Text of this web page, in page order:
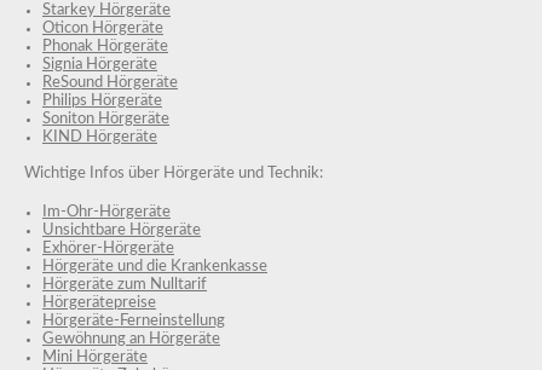
Starkey Hörgeräte
Oticon Hörgeräte
Phonak Hörgeräte
Signia Hörgeräte
ReSound Hörgeräte
Philips Hörgeräte
Soniton Hörgeräte
KIND Hörgeräte
Wichtige Infos über Hörgeräte und Technik:
Im-Ohr-Hörgeräte
Unsichtbare Hörgeräte
Exhörer-Hörgeräte
Hörgeräte und die Krankenkasse
Hörgeräte zum Nulltarif
Hörgerätepreise
Hörgeräte-Ferneinstellung
Gewöhnung an Hörgeräte
Mini Hörgeräte